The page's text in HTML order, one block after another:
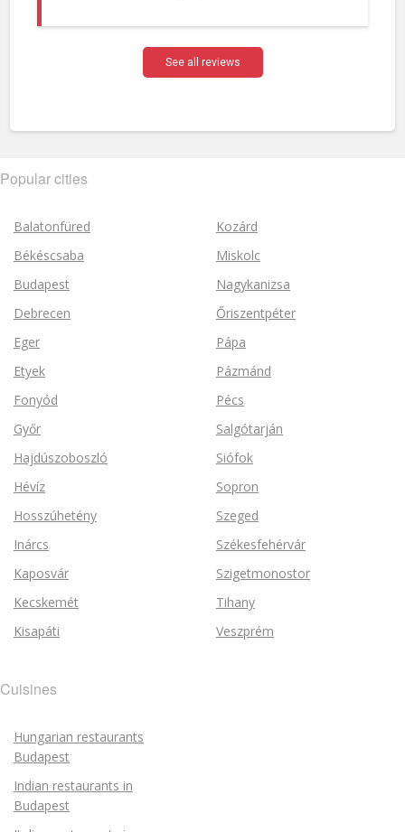
See all reviews
Popular cities
Balatonfüred
Békéscsaba
Budapest
Debrecen
Eger
Etyek
Fonyód
Győr
Hajdúszoboszló
Hévíz
Hosszúhetény
Inárcs
Kaposvár
Kecskemét
Kisapáti
Kozárd
Miskolc
Nagykanizsa
Őriszentpéter
Pápa
Pázmánd
Pécs
Salgótarján
Siófok
Sopron
Szeged
Székesfehérvár
Szigetmonostor
Tihany
Veszprém
Cuisines
Hungarian restaurants
Budapest
Indian restaurants in
Budapest